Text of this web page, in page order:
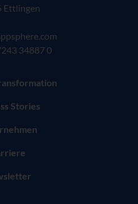
Ettlingen
34887 0
Stories